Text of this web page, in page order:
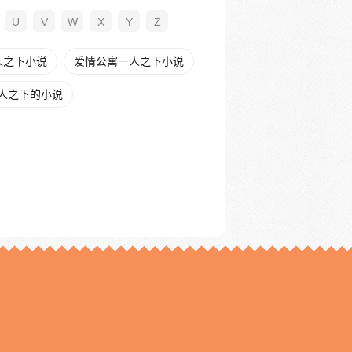
U V W X Y Z
下小说 爱情公寓一人之下小说
之下的小说